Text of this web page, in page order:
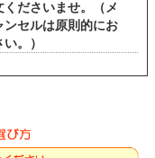
ださいませ。（メ
セルは原則的にお
。）